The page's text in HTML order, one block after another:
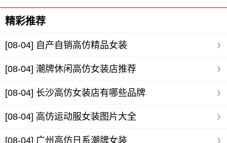
精彩推荐
[08-04] 自产自销高仿精品女装
[08-04] 潮牌休闲高仿女装店推荐
[08-04] 长沙高仿女装店有哪些品牌
[08-04] 高仿运动服女装图片大全
[08-04] 广州高仿日系潮牌女装